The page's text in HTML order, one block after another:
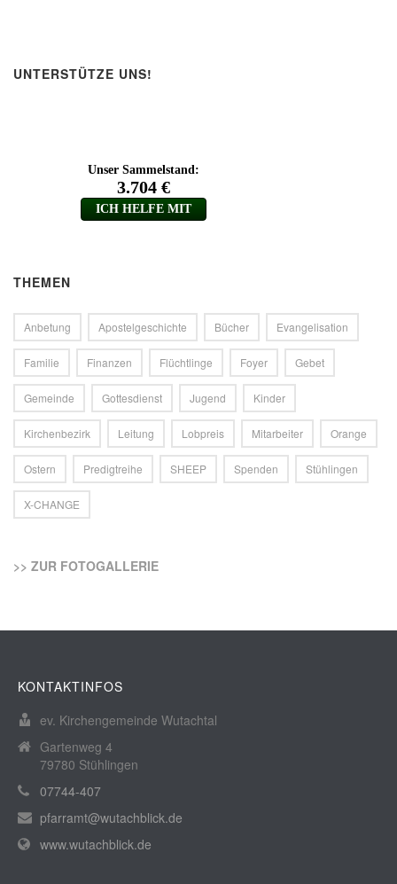
UNTERSTÜTZE UNS!
THEMEN
Anbetung Apostelgeschichte Bücher Evangelisation
Familie Finanzen Flüchtlinge Foyer Gebet
Gemeinde Gottesdienst Jugend Kinder
Kirchenbezirk Leitung Lobpreis Mitarbeiter Orange
Ostern Predigtreihe SHEEP Spenden Stühlingen
X-CHANGE
>> ZUR FOTOGALLERIE
KONTAKTINFOS
ev. Kirchengemeinde Wutachtal
Gartenweg 4
79780 Stühlingen
07744-407
pfarramt@wutachblick.de
www.wutachblick.de